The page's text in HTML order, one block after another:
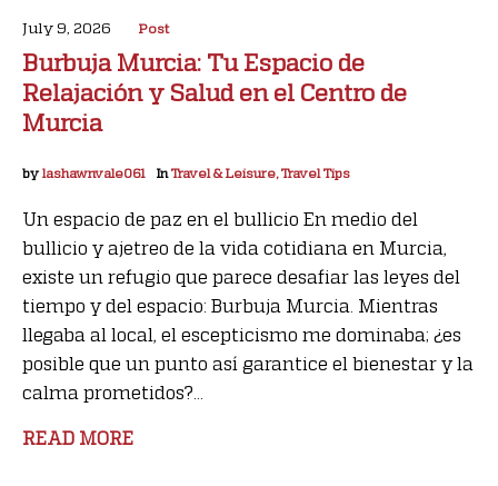
July 9, 2026 Post
Burbuja Murcia: Tu Espacio de
Relajación y Salud en el Centro de
Murcia
by lashawnvale061 InTravel & Leisure, Travel Tips
Un espacio de paz en el bullicio En medio del
bullicio y ajetreo de la vida cotidiana en Murcia,
existe un refugio que parece desafiar las leyes del
tiempo y del espacio: Burbuja Murcia. Mientras
llegaba al local, el escepticismo me dominaba; ¿es
posible que un punto así garantice el bienestar y la
calma prometidos?...
READ MORE